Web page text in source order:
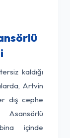
kaldığı
Artvin
dış cephe
Asansörlü
içinde